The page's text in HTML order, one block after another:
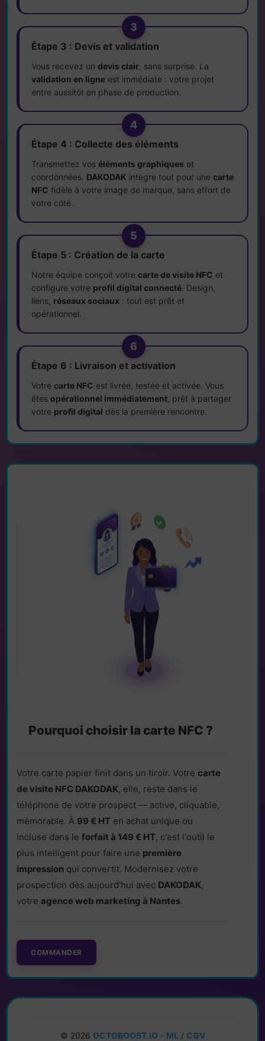
3
Étape 3 : Devis et validation
Vous recevez un devis clair , sans surprise. La
validation en ligne est immédiate : votre projet
entre aussitôt en phase de production.
4
Étape 4 : Collecte des éléments
Transmettez vos éléments graphiques et
coordonnées. DAKODAK intègre tout pour une carte
NFC fidèle à votre image de marque, sans effort de
votre côté.
5
Étape 5 : Création de la carte
Notre équipe conçoit votre carte de visite NFC et
configure votre profil digital connecté. Design,
liens, réseaux sociaux : tout est prêt et
opérationnel.
6
Étape 6 : Livraison et activation
Votre carte NFC est livrée, testée et activée. Vous
êtes opérationnel immédiatement , prêt à partager
votre profil digital dès la première rencontre.
Pourquoi choisir la carte NFC ?
Votre carte papier finit dans un tiroir. Votre carte
de visite NFC DAKODAK, elle, reste dans le
téléphone de votre prospect — active, cliquable,
mémorable. À 99 € HT en achat unique ou
incluse dans le forfait à 149 € HT, c'est l'outil le
plus intelligent pour faire une première
impression qui convertit. Modernisez votre
prospection dès aujourd'hui avec DAKODAK,
votre agence web marketing à Nantes.
COMMANDER
© 2026 OCTOBOOST.IO - ML / CGV